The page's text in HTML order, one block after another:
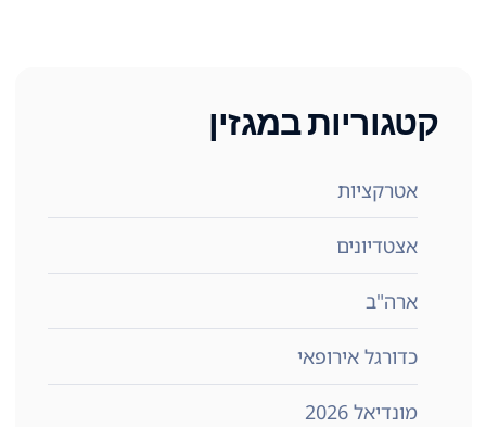
קטגוריות במגזין
אטרקציות
אצטדיונים
ארה"ב
כדורגל אירופאי
מונדיאל 2026